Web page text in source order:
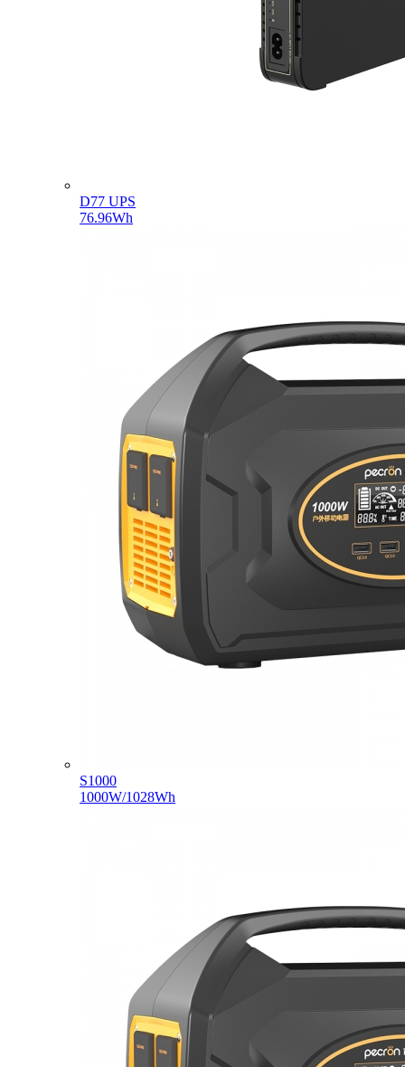
D77 UPS
76.96Wh
S1000
1000W/1028Wh